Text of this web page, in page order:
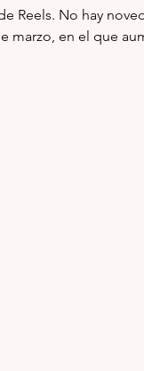
Reels. No hay
marzo, en el que